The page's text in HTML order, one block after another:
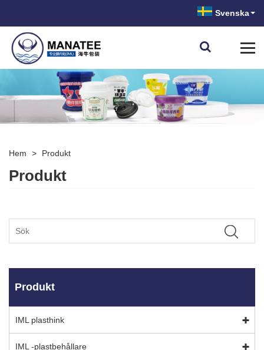
Svenska
Hem > Produkt
Produkt
Produkt
IML plasthink
IML -plastbehållare